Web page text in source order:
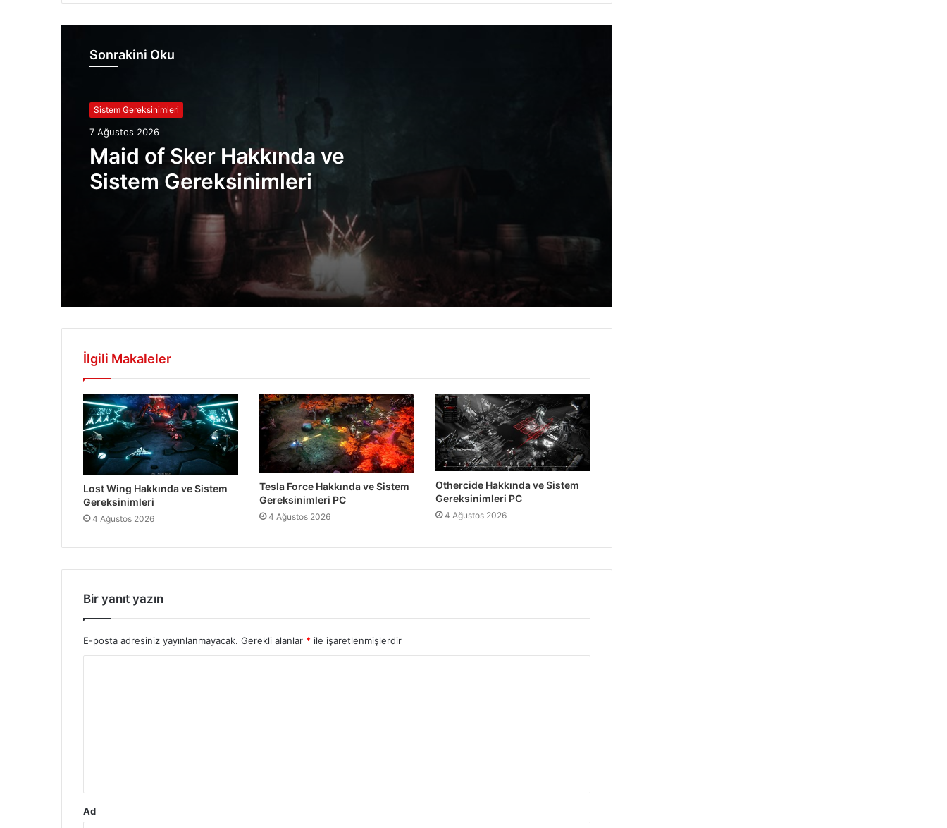
Sonrakini Oku
Sistem Gereksinimleri
7 Ağustos 2026
Maid of Sker Hakkında ve
Sistem Gereksinimleri
Gereksinimleri
SnowFighters Hakkında ve Sistem
Gereksinimleri
Slimesphere Sistem Gereksinimleri PC
İlgili Makaleler
Lost Wing Hakkında ve Sistem
Gereksinimleri
4 Ağustos 2026
Tesla Force Hakkında ve Sistem
Gereksinimleri PC
4 Ağustos 2026
Othercide Hakkında ve Sistem
Gereksinimleri PC
4 Ağustos 2026
Bir yanıt yazın
E-posta adresiniz yayınlanmayacak. Gerekli alanlar * ile işaretlenmişlerdir
Ad